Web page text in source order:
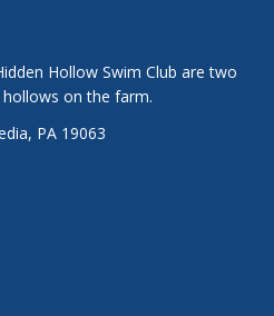
Hollow Swim Club are two
on the farm.
PA 19063